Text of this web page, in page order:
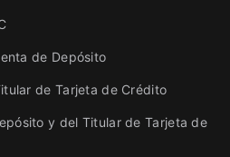
de Depósito
de Tarjeta de Crédito
y del Titular de Tarjeta de